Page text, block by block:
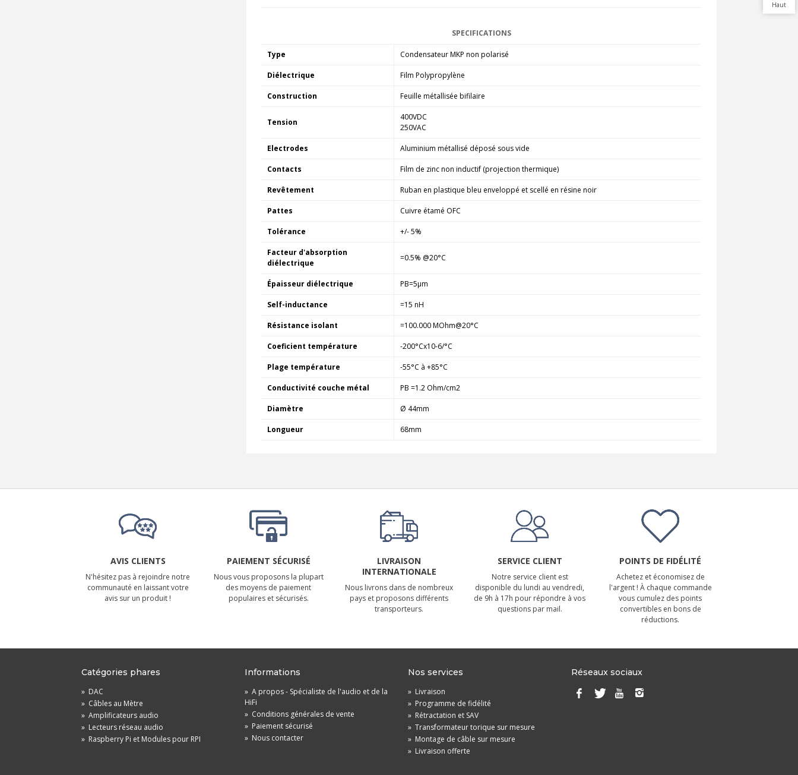
SPECIFICATIONS
Type Condensateur MKP non polarisé
Diélectrique Film Polypropylène
Construction Feuille métallisée bifilaire
Tension
400VDC
250VAC
Electrodes Aluminium métallisé déposé sous vide
Contacts Film de zinc non inductif (projection thermique)
Revêtement Ruban en plastique bleu enveloppé et scellé en résine noir
Pattes Cuivre étamé OFC
Tolérance +/- 5%
Facteur d'absorption
diélectrique
=0.5% @20°C
Épaisseur diélectrique PB=5µm
Self-inductance =15 nH
Résistance isolant =100.000 MOhm@20°C
Coeficient température -200°Cx10-6/°C
Plage température -55°C à +85°C
Conductivité couche métal PB =1.2 Ohm/cm2
Diamètre Ø 44mm
Longueur 68mm
AVIS CLIENTS
N'hésitez pas à rejoindre notre
communauté en laissant votre
avis sur un produit !
PAIEMENT SÉCURISÉ
Nous vous proposons la plupart
des moyens de paiement
populaires et sécurisés.
LIVRAISON
INTERNATIONALE
Nous livrons dans de nombreux
pays et proposons différents
transporteurs.
SERVICE CLIENT
Notre service client est
disponible du lundi au vendredi,
de 9h à 17h pour répondre à vos
questions par mail.
POINTS DE FIDÉLITÉ
Achetez et économisez de
l'argent ! À chaque commande
vous cumulez des points
convertibles en bons de
réductions.
Catégories phares
» DAC
» Câbles au Mètre
» Amplificateurs audio
» Lecteurs réseau audio
» Raspberry Pi et Modules pour RPI
Informations
» A propos - Spécialiste de l'audio et de la
HiFi
» Conditions générales de vente
» Paiement sécurisé
» Nous contacter
Nos services
» Livraison
» Programme de fidélité
» Rétractation et SAV
» Transformateur torique sur mesure
» Montage de câble sur mesure
» Livraison offerte
Réseaux sociaux
Haut